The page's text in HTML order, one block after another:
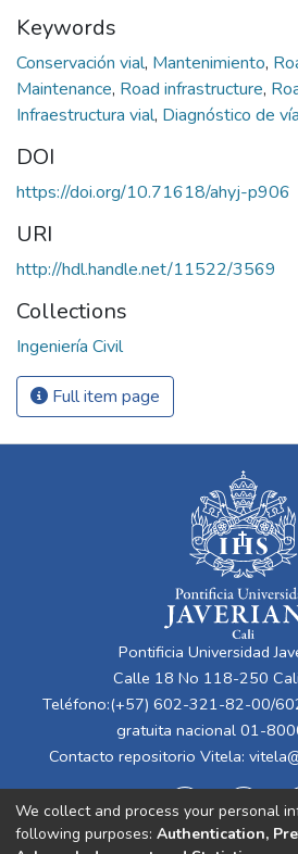
Keywords
Conservación vial, Mantenimiento,
Maintenance, Road infrastructure,
Infraestructura vial, Diagnóstico de
DOI
https://doi.org/10.71618/ahyj-p906
URI
http://hdl.handle.net/11522/3569
Collections
Ingeniería Civil
Full item page
Pontificia Universidad
Calle 18 No 118-250
Teléfono:(+57) 602-321-82-00/
gratuita nacional 01-
Contacto repositorio Vitela:
We collect and process your personal
following purposes: Authentication,